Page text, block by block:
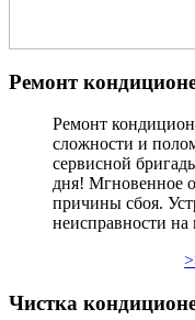
Ремонт
Ремонт
сложности и
сервисной
дня! Мгновенное
причины сбоя.
неисправности на
Чистка